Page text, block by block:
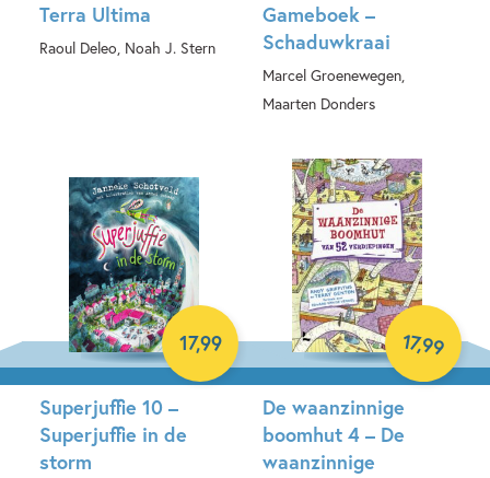
Terra Ultima
Raoul Deleo, Noah J. Stern
Gameboek –
Schaduwkraai
Marcel Groenewegen,
Maarten Donders
Superjuffie 10 –
Superjuffie in de
storm
17,99
De waanzinnige
boomhut 4 – De
waanzinnige
17,99